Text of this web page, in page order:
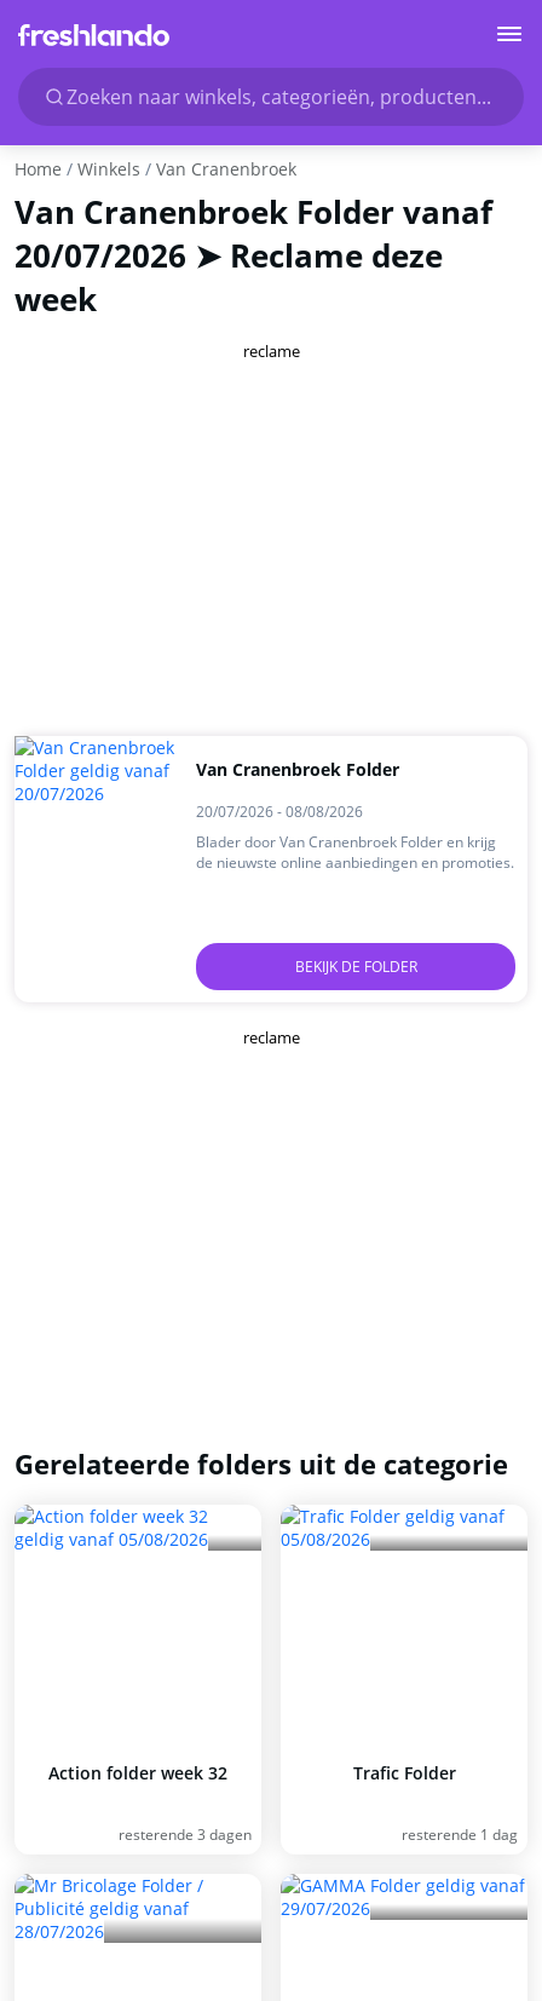
Zoeken naar winkels, categorieën, producten...
Home Winkels Van Cranenbroek
Van Cranenbroek Folder vanaf
20/07/2026 ➤ Reclame deze
week
reclame
Van Cranenbroek Folder
20/07/2026 - 08/08/2026
Blader door Van Cranenbroek Folder en krijg
de nieuwste online aanbiedingen en promoties.
BEKIJK DE FOLDER
reclame
Gerelateerde folders uit de categorie
Action folder week 32
resterende 3 dagen
Trafic Folder
resterende 1 dag